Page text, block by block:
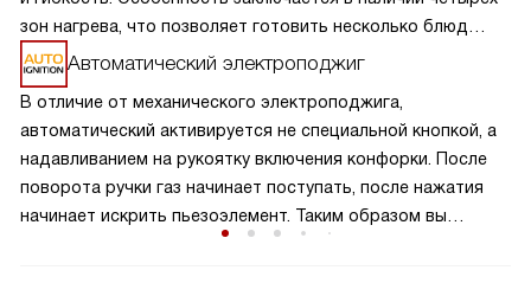
зон нагрева, что позволяет готовить несколько блюд
одновременно, экономя время и усилия. Разнообразие
размеров и мощностей конфорок подходит для
различных кулинарных задач, от быстрого кипячения
до медленного тушения. Такая панель обеспечивает
равномерное распределение тепла и удобное
расположение посуды, что делает её идеальной для
семейного использования.
Автоматический электроподжиг
В отличие от механического электроподжига,
автоматический активируется не специальной кнопкой, а
надавливанием на рукоятку включения конфорки. После
поворота ручки газ начинает поступать, после нажатия
начинает искрить пьезоэлемент. Таким образом вы